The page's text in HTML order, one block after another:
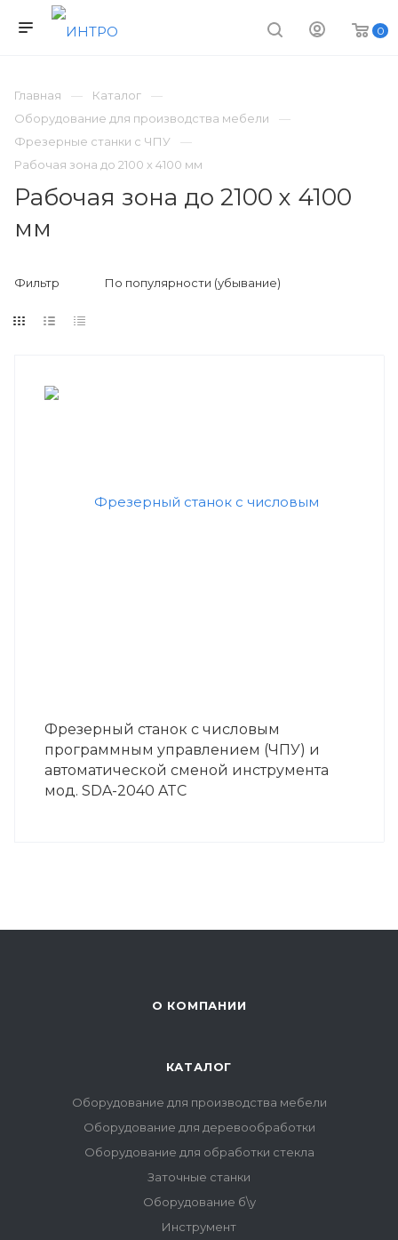
0
Главная
Каталог
Оборудование для производства мебели
Фрезерные станки с ЧПУ
Рабочая зона до 2100 х 4100 мм
Рабочая зона до 2100 х 4100
мм
Фильтр По популярности (убывание)
Фрезерный станок с числовым
программным управлением (ЧПУ) и
автоматической сменой инструмента
мод. SDA-2040 ATC
О КОМПАНИИ
КАТАЛОГ
Оборудование для производства мебели
Оборудование для деревообработки
Оборудование для обработки стекла
Заточные станки
Оборудование б\у
Инструмент